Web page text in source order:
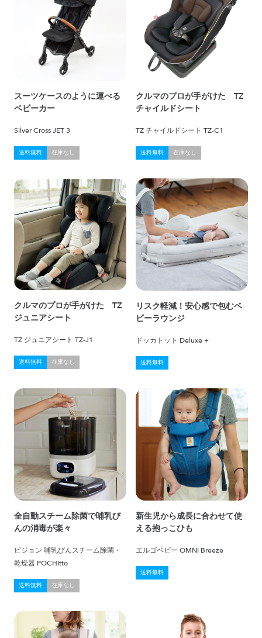
スーツケースのように運べる
ベビーカー
Silver Cross JET 3
送料無料 在庫なし
クルマのプロが手がけた TZ
チャイルドシート
TZ チャイルドシート TZ-C1
送料無料 在庫なし
クルマのプロが手がけた TZ
ジュニアシート
TZ ジュニアシート TZ-J1
送料無料 在庫なし
リスク軽減！安心感で包むベ
ビーラウンジ
ドッカトット Deluxe +
送料無料
全自動スチーム除菌で哺乳び
んの消毒が楽々
ピジョン 哺乳びんスチーム除菌・
乾燥器 POCHItto
送料無料 在庫なし
新生児から成長に合わせて使
える抱っこひも
エルゴベビー OMNI Breeze
送料無料